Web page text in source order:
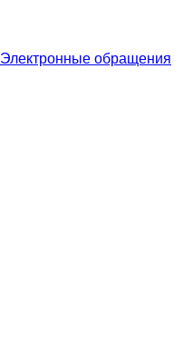
Электронные обращения